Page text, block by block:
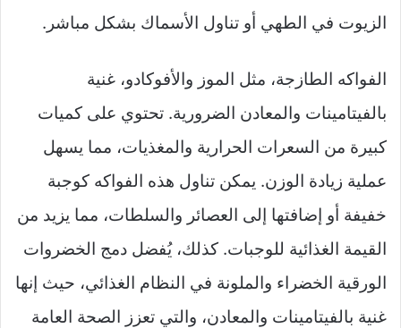
الزيوت في الطهي أو تناول الأسماك بشكل مباشر.
الفواكه الطازجة، مثل الموز والأفوكادو، غنية
بالفيتامينات والمعادن الضرورية. تحتوي على كميات
كبيرة من السعرات الحرارية والمغذيات، مما يسهل
عملية زيادة الوزن. يمكن تناول هذه الفواكه كوجبة
خفيفة أو إضافتها إلى العصائر والسلطات، مما يزيد من
القيمة الغذائية للوجبات. كذلك، يُفضل دمج الخضروات
الورقية الخضراء والملونة في النظام الغذائي، حيث إنها
غنية بالفيتامينات والمعادن، والتي تعزز الصحة العامة